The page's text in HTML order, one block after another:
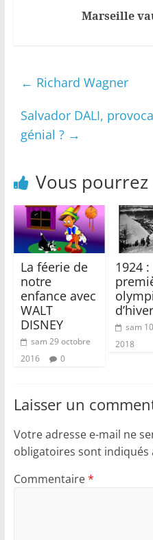
Marseille
← Richard Wagner
Salvador DALI,
génial ? →
Vous
La féerie de
notre
enfance avec
WALT
DISNEY
sam 29 octobre
2016
0
1924
d’hiver
sam
2018
Laisser un
Votre adresse e-mail ne
obligatoires sont indiqués
Commentaire*